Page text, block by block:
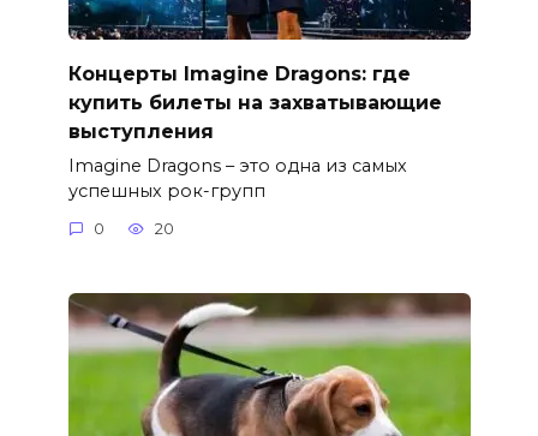
Концерты Imagine Dragons: где
купить билеты на захватывающие
выступления
Imagine Dragons – это одна из самых
успешных рок-групп
0 20